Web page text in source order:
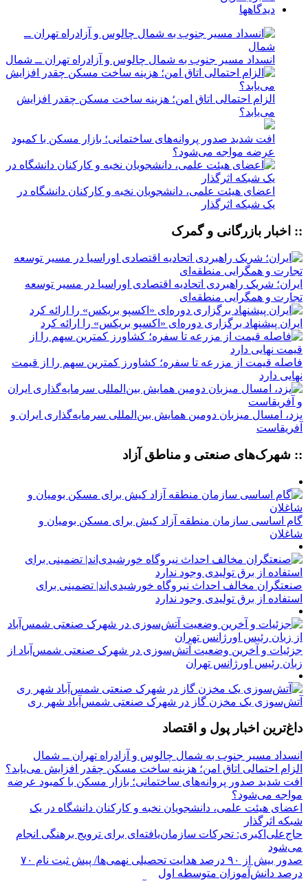
دیدگاهها
انسداد مسیر جنوب به شمال چالوس و آزادراه تهران ــ شمال
الزام احتمالی اتاق امن؛ هزینه ساخت مسکن چقدر افزایش
می‌یابد؟
افت شدید صدور پروانه‌های ساختمانی؛ بازار مسکن با کمبود
عرضه مواجه می‌شود؟
اعضای هیئت علمی، دانشجویان نخبه و کارکنان دانشگاه در
یک شبکه‌ اثرگذار
:: اخبار بازرگانی و گمرک
ایران؛ شریک راهبردی اتحادیه اقتصادی اوراسیا در مسیر توسعه
تجارت و همگرایی منطقه‌ای
ایران پیشنهاد برگزاری دوره‌ای «اکسپو بریکس» را ارائه کرد
فاصله قیمت از مزرعه تا سفره؛ کشاورز کمترین سهم را از قیمت
نهایی دارد
یزد، امسال میزبان دومین همایش بین‌المللی سرمایه‌گذاری ایران و
آفریقاست
:: شهرک‌های صنعتی و مناطق آزاد
گام اساسی سازمان منطقه آزاد کیش برای مسکن بومیان و
شاغلان
صنعتگران مخالف احداث نیروگاه خورشیدی‌اند| تضمینی برای
استفاده از برق تولیدی وجود ندارد
جزئیات و آخرین وضعیت آتش‌سوزی در شهرک صنعتی شمس‌آباد از
زبان رئیس اورژانس تهران
آتش‌سوزی یک مخزن گاز در شهرک صنعتی شمس‌آباد شهر ری
داغ‌ترین اخبار پول و اقتصاد
انسداد مسیر جنوب به شمال چالوس و آزادراه تهران ــ شمال
الزام احتمالی اتاق امن؛ هزینه ساخت مسکن چقدر افزایش می‌یابد؟
افت شدید صدور پروانه‌های ساختمانی؛ بازار مسکن با کمبود عرضه
مواجه می‌شود؟
اعضای هیئت علمی، دانشجویان نخبه و کارکنان دانشگاه در یک
شبکه‌ اثرگذار
حاج‌علی‌اکبری: تحرکات سازمان‌یافته‌ای برای ترویج برهنگی انجام
می‌شود
صدور بیش از ۹۰ درصد هدایت تحصیلی نهمی‌ها/ پیش ثبت نام ۷۰
درصد دانش‌آموزان متوسطه اول